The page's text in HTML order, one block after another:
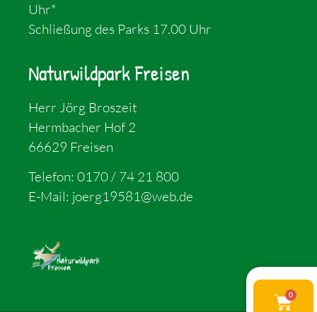
Uhr*
Schließung des Parks 17.00 Uhr
Naturwildpark Freisen
Herr Jörg Broszeit
Hermbacher Hof 2
66629 Freisen
Telefon: 0170 / 74 21 800
E-Mail: joerg19581@web.de
0